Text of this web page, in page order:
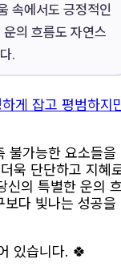
속에서도 긍정적인
의 흐름도 자연스
.
게 잡고 평범하지
불가능한 요소들을
욱 단단하고 지혜
신의 특별한 운의
다 빛나는 성공을
있습니다. 🍀